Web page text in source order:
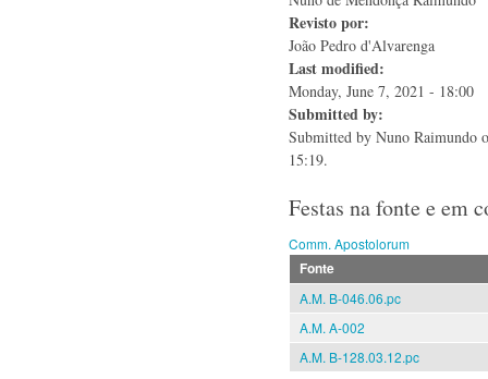
Revisto por:
João Pedro d'Alvarenga
Last modified:
Monday, June 7, 2021 - 18:00
Submitted by:
Submitted by Nuno Raimundo
15:19.
Festas na fonte e em
Comm. Apostolorum
Fonte
A.M. B-046.06.pc
A.M. A-002
A.M. B-128.03.12.pc